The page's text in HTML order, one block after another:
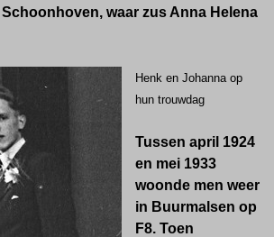
waar zus Anna Helena
Henk en Johanna op
hun trouwdag
Tussen april 1924
en mei 1933
woonde men weer
in Buurmalsen op
F8. Toen